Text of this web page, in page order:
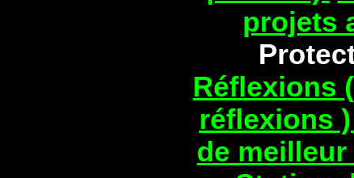
projets
Réflexions
réflexions
de